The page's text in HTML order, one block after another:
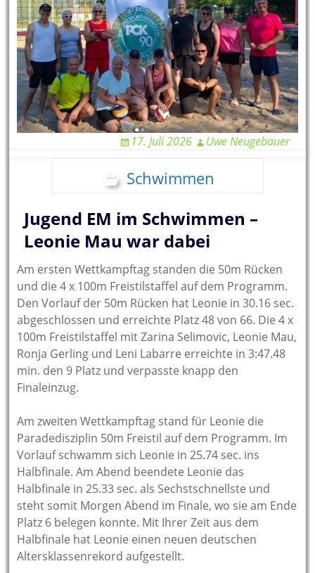
17. Juli 2026 Uwe Neugebauer
Schwimmen
Jugend EM im Schwimmen –
Leonie Mau war dabei
Am ersten Wettkampftag standen die 50m Rücken
und die 4 x 100m Freistilstaffel auf dem Programm.
Den Vorlauf der 50m Rücken hat Leonie in 30.16 sec.
abgeschlossen und erreichte Platz 48 von 66. Die 4 x
100m Freistilstaffel mit Zarina Selimovic, Leonie Mau,
Ronja Gerling und Leni Labarre erreichte in 3:47.48
min. den 9 Platz und verpasste knapp den
Finaleinzug.
Am zweiten Wettkampftag stand für Leonie die
Paradedisziplin 50m Freistil auf dem Programm. Im
Vorlauf schwamm sich Leonie in 25.74 sec. ins
Halbfinale. Am Abend beendete Leonie das
Halbfinale in 25.33 sec. als Sechstschnellste und
steht somit Morgen Abend im Finale, wo sie am Ende
Platz 6 belegen konnte. Mit Ihrer Zeit aus dem
Halbfinale hat Leonie einen neuen deutschen
Altersklassenrekord aufgestellt.